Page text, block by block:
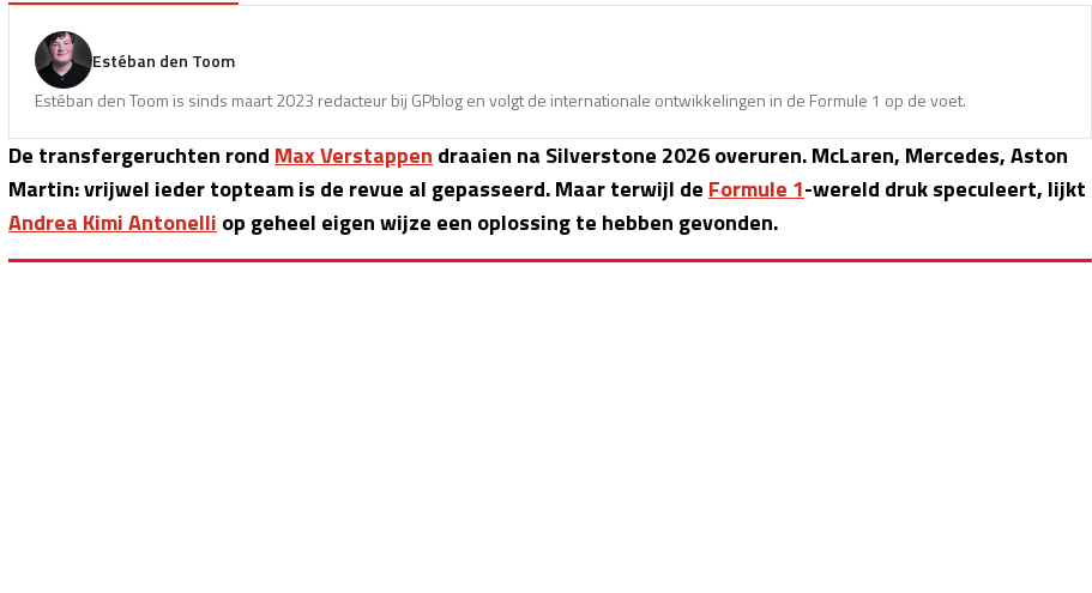
Estéban den Toom
Estéban den Toom is sinds maart 2023 redacteur bij GPblog en volgt de internationale ontwikkelingen in de Formule 1 op de voet.
De transfergeruchten rond Max Verstappen draaien na Silverstone 2026 overuren. McLaren, Mercedes, Aston
Martin: vrijwel ieder topteam is de revue al gepasseerd. Maar terwijl de Formule 1-wereld druk speculeert, lijkt
Andrea Kimi Antonelli op geheel eigen wijze een oplossing te hebben gevonden.